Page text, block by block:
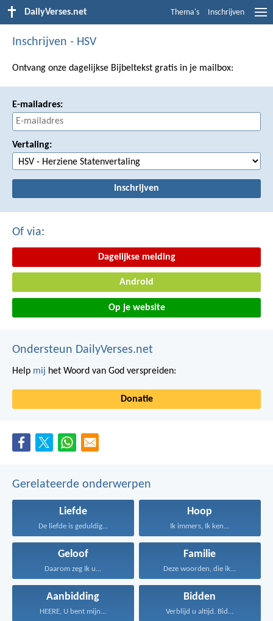
DailyVerses.net Thema's Inschrijven
Inschrijven - HSV
Ontvang onze dagelijkse Bijbeltekst gratis in je mailbox:
E-mailadres:
Vertaling:
Of via:
Dagelijkse melding
Android
Op je website
Ondersteun DailyVerses.net
Help mij het Woord van God verspreiden:
Donatie
Gerelateerde onderwerpen
Liefde
De liefde is geduldig...
Hoop
Ik immers, Ik ken...
Geloof
Daarom zeg Ik u...
Familie
Deze woorden, die ik...
Aanbidding
HEERE, U bent mijn...
Bidden
Verblijd u altijd. Bid...